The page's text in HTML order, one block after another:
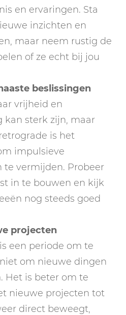
en ervaringen. Sta
inzichten en
maar neem rustig de
of ze echt bij jou
beslissingen
vrijheid en
kan sterk zijn, maar
is het
impulsieve
te vermijden. Probeer
in te bouwen en kijk
nog steeds goed
projecten
een periode om te
om nieuwe dingen
Het is beter om te
nieuwe projecten tot
direct beweegt,